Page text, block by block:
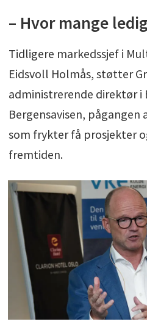
– Hvor mange
Tidligere markedssjef i
Eidsvoll Holmås, støtter
administrerende direktør i
Bergensavisen,
som frykter få prosjekter
fremtiden.